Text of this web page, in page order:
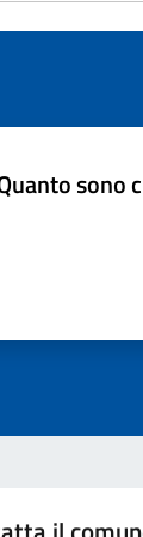
sono